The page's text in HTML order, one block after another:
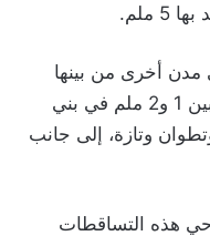
ملم.
بين 1 و4 ملم في مدن أخرى من بينها
فاس (4 ملم)، والنواصر (3 ملم)، وبين 1 و2 ملم في بني
وتازة، إلى جانب
هذه التساقطات